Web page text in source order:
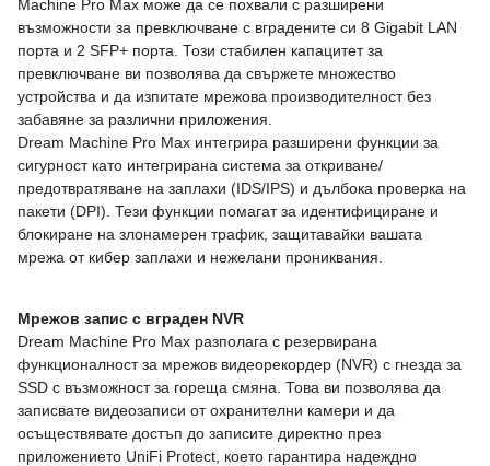
Machine Pro Max може да се похвали с разширени
възможности за превключване с вградените си 8 Gigabit LAN
порта и 2 SFP+ порта. Този стабилен капацитет за
превключване ви позволява да свържете множество
устройства и да изпитате мрежова производителност без
забавяне за различни приложения.
Dream Machine Pro Max интегрира разширени функции за
сигурност като интегрирана система за откриване/
предотвратяване на заплахи (IDS/IPS) и дълбока проверка на
пакети (DPI). Тези функции помагат за идентифициране и
блокиране на злонамерен трафик, защитавайки вашата
мрежа от кибер заплахи и нежелани прониквания.
Мрежов запис с вграден NVR
Dream Machine Pro Max разполага с резервирана
функционалност за мрежов видеорекордер (NVR) с гнезда за
SSD с възможност за гореща смяна. Това ви позволява да
записвате видеозаписи от охранителни камери и да
осъществявате достъп до записите директно през
приложението UniFi Protect, което гарантира надеждно